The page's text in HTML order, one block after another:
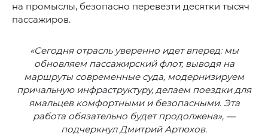
на промыслы, безопасно перевезти десятки тысяч
пассажиров.
«Сегодня отрасль уверенно идет вперед: мы
обновляем пассажирский флот, выводя на
маршруты современные суда, модернизируем
причальную инфраструктуру, делаем поездки для
ямальцев комфортными и безопасными. Эта
работа обязательно будет продолжена», —
подчеркнул Дмитрий Артюхов.